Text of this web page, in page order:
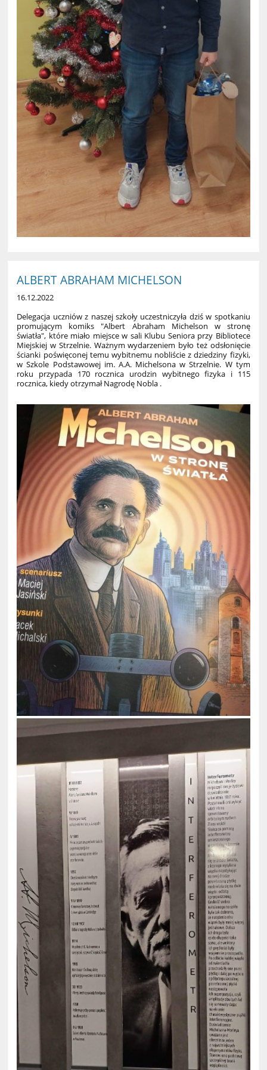
ALBERT ABRAHAM MICHELSON
16.12.2022
Delegacja uczniów z naszej szkoły uczestniczyła dziś w spotkaniu
promującym komiks "Albert Abraham Michelson w stronę
światła", które miało miejsce w sali Klubu Seniora przy Bibliotece
Miejskiej w Strzelnie. Ważnym wydarzeniem było też odsłonięcie
ścianki poświęconej temu wybitnemu nobliście z dziedziny fizyki,
w Szkole Podstawowej im. A.A. Michelsona w Strzelnie. W tym
roku przypada 170 rocznica urodzin wybitnego fizyka i 115
rocznica, kiedy otrzymał Nagrodę Nobla .